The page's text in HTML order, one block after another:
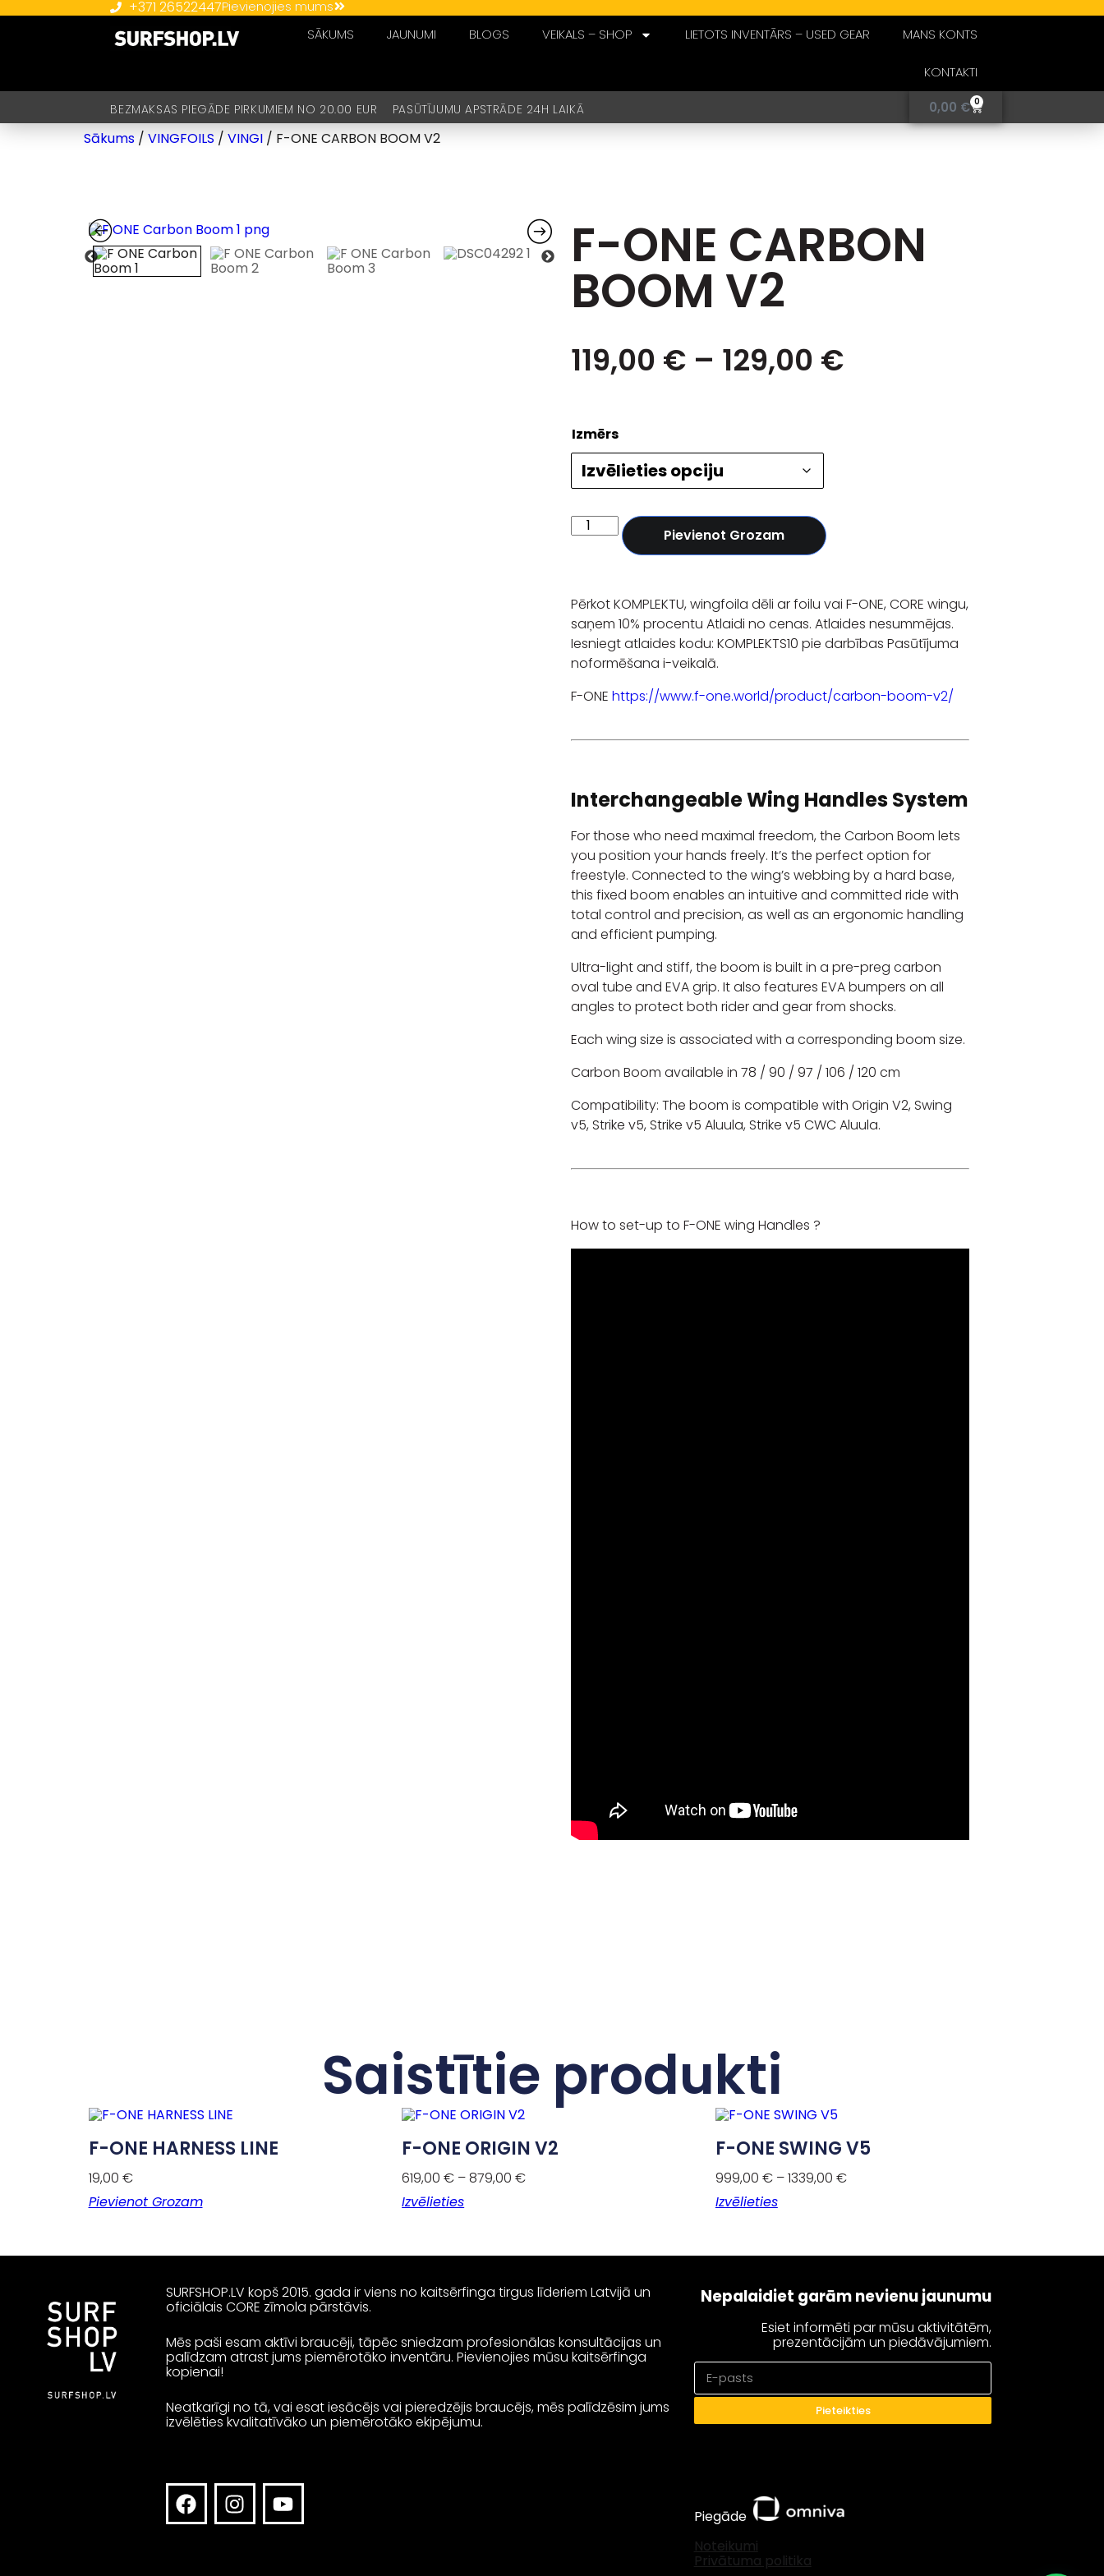
+371 26522447Pievienojies mums
SĀKUMS
JAUNUMI BLOGS VEIKALS – SHOP LIETOTS INVENTĀRS – USED GEAR MANS KONTS
KONTAKTI
BEZMAKSAS PIEGĀDE PIRKUMIEM NO 20.00 EUR PASŪTĪJUMU APSTRĀDE 24H LAIKĀ 0,00 € 0
Sākums / VINGFOILS / VINGI / F-ONE CARBON BOOM V2
F-ONE CARBON
BOOM V2
119,00 € – 129,00 €
Izmērs
Pievienot Grozam
Pērkot KOMPLEKTU, wingfoila dēli ar foilu vai F-ONE, CORE wingu,
saņem 10% procentu Atlaidi no cenas. Atlaides nesummējas.
Iesniegt atlaides kodu: KOMPLEKTS10 pie darbības Pasūtījuma
noformēšana i-veikalā.
F-ONE https://www.f-one.world/product/carbon-boom-v2/
Interchangeable Wing Handles System
For those who need maximal freedom, the Carbon Boom lets
you position your hands freely. It’s the perfect option for
freestyle. Connected to the wing’s webbing by a hard base,
this fixed boom enables an intuitive and committed ride with
total control and precision, as well as an ergonomic handling
and efficient pumping.
Ultra-light and stiff, the boom is built in a pre-preg carbon
oval tube and EVA grip. It also features EVA bumpers on all
angles to protect both rider and gear from shocks.
Each wing size is associated with a corresponding boom size.
Carbon Boom available in 78 / 90 / 97 / 106 / 120 cm
Compatibility: The boom is compatible with Origin V2, Swing
v5, Strike v5, Strike v5 Aluula, Strike v5 CWC Aluula.
How to set-up to F-ONE wing Handles ?
Saistītie produkti
F-ONE HARNESS LINE
19,00 €
Pievienot Grozam
F-ONE ORIGIN V2
619,00€ –879,00€
Izvēlieties
F-ONE SWING V5
999,00 € –1339,00 €
Izvēlieties
SURFSHOP.LV kopš 2015. gada ir viens no kaitsērfinga tirgus līderiem Latvijā un
oficiālais CORE zīmola pārstāvis.
Mēs paši esam aktīvi braucēji, tāpēc sniedzam profesionālas konsultācijas un
palīdzam atrast jums piemērotāko inventāru. Pievienojies mūsu kaitsērfinga
kopienai!
Neatkarīgi no tā, vai esat iesācējs vai pieredzējis braucējs, mēs palīdzēsim jums
izvēlēties kvalitatīvāko un piemērotāko ekipējumu.
Nepalaidiet garām nevienu jaunumu
Esiet informēti par mūsu aktivitātēm,
prezentācijām un piedāvājumiem.
Pieteikties
Piegāde
Noteikumi
Privātuma politika